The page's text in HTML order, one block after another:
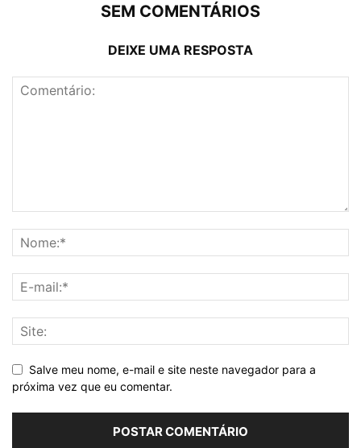
SEM COMENTÁRIOS
DEIXE UMA RESPOSTA
Salve meu nome, e-mail e site neste navegador para a
próxima vez que eu comentar.